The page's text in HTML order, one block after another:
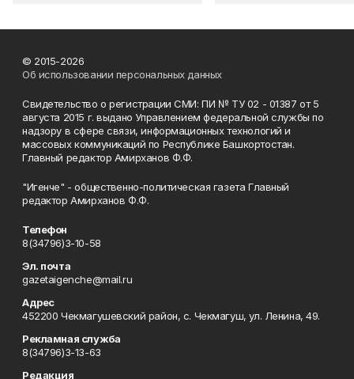
© 2015-2026
Об использовании персональных данных
Свидетельство о регистрации СМИ: ПИ № ТУ 02 - 01387 от 5
августа 2015 г. выдано Управлением федеральной службы по
надзору в сфере связи, информационных технологий и
массовых коммуникаций по Республике Башкортостан.
Главный редактор Амирханов Ф.Ф.
"Игенче" - общественно-политическая газета Главный
редактор Амирханов Ф.Ф.
Телефон
8(34796)3-10-58
Эл. почта
gazetaigenche@mail.ru
Адрес
452200 Чекмагушевский район, с. Чекмагуш, ул. Ленина, 49.
Рекламная служба
8(34796)3-13-63
Редакция